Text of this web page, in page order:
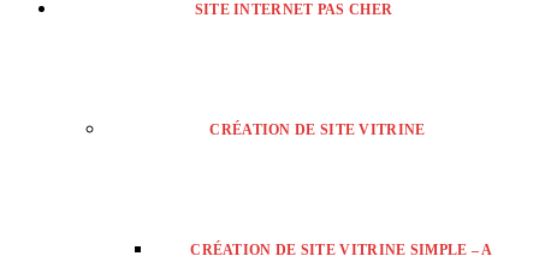
SITE INTERNET PAS CHER
CRÉATION DE SITE VITRINE
CRÉATION DE SITE VITRINE SIMPLE – A